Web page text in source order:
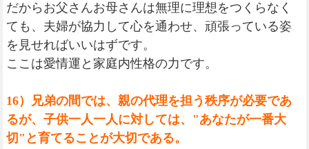
だからお父さんお母さんは無理に理想をつくらなく
ても、夫婦が協力して心を通わせ、頑張っている姿
を見せればいいはずです。
ここは愛情運と家庭内性格の力です。
16）兄弟の間では、親の代理を担う秩序が必要であ
るが、子供一人一人に対しては、"あなたが一番大
切"と育てることが大切である。